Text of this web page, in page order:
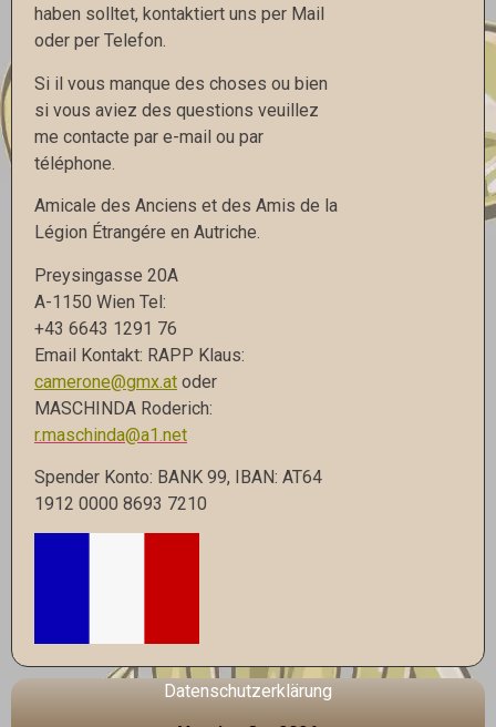
haben solltet, kontaktiert uns per Mail
oder per Telefon.
Si il vous manque des choses ou bien
si vous aviez des questions veuillez
me contacte par e-mail ou par
téléphone.
Amicale des Anciens et des Amis de la
Légion Étrangére en Autriche.
Preysingasse 20A
A-1150 Wien Tel:
+43 6643 1291 76
Email Kontakt: RAPP Klaus:
camerone@gmx.at oder
MASCHINDA Roderich:
r.maschinda@a1.net
Spender Konto: BANK 99, IBAN: AT64
1912 0000 8693 7210
Datenschutzerklärung